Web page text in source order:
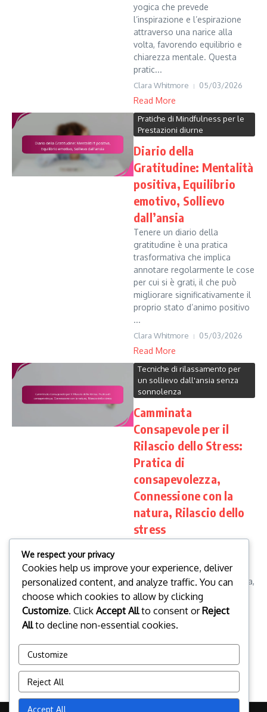
yogica che prevede
l’inspirazione e l’espirazione
attraverso una narice alla
volta, favorendo equilibrio e
chiarezza mentale. Questa
pratic...
Clara Whitmore 05/03/2026
Read More
Pratiche di Mindfulness per le
Prestazioni diurne
Diario della
Gratitudine: Mentalità
positiva, Equilibrio
emotivo, Sollievo
dall’ansia
Tenere un diario della
gratitudine è una pratica
trasformativa che implica
annotare regolarmente le cose
per cui si è grati, il che può
migliorare significativamente il
proprio stato d’animo positivo
...
Clara Whitmore 05/03/2026
Read More
Tecniche di rilassamento per
un sollievo dall'ansia senza
sonnolenza
Camminata
Consapevole per il
Rilascio dello Stress:
Pratica di
consapevolezza,
Connessione con la
natura, Rilascio dello
stress
unisce l’atto del camminare a
una maggiore consapevolezza,
permettendo agli individui di
connettersi profondamente
con i propri corpi e l’ambie...
1 2 3 ... 5
We respect your privacy
Cookies help us improve your experience, deliver
personalized content, and analyze traffic. You can
choose which cookies to allow by clicking
Customize. Click Accept Allto consent orReject
Allto decline non-essential cookies.
Customize
Reject All
Accept All